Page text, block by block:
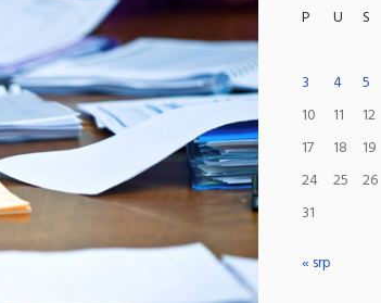
P
U S
3
4 5
10
11 12
17
18 19
24
25 26
31
« srp